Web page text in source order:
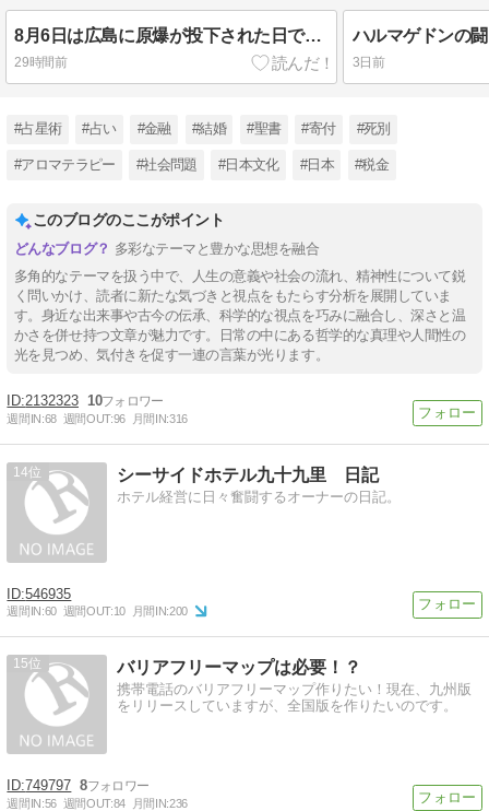
8月6日は広島に原爆が投下された日でした｜原爆慰霊碑ことばの曖昧さを考える
29時間前
ハルマゲドンの
3日前
#占星術 #占い #金融 #結婚 #聖書 #寄付 #死別
#アロマテラピー #社会問題 #日本文化 #日本 #税金
このブログのここがポイント
多彩なテーマと豊かな思想を融合
多角的なテーマを扱う中で、人生の意義や社会の流れ、精神性について鋭
く問いかけ、読者に新たな気づきと視点をもたらす分析を展開していま
す。身近な出来事や古今の伝承、科学的な視点を巧みに融合し、深さと温
かさを併せ持つ文章が魅力です。日常の中にある哲学的な真理や人間性の
光を見つめ、気付きを促す一連の言葉が光ります。
2132323 10
週間IN:68 週間OUT:96 月間IN:316
14 シーサイドホテル九十九里 日記
ホテル経営に日々奮闘するオーナーの日記。
546935
週間IN:60 週間OUT:10 月間IN:200
15 バリアフリーマップは必要！？
携帯電話のバリアフリーマップ作りたい！現在、九州版
をリリースしていますが、全国版を作りたいのです。
749797 8
週間IN:56 週間OUT:84 月間IN:236